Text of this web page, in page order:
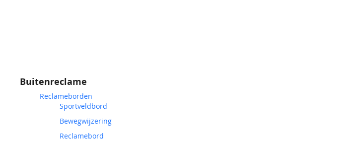
Buitenreclame
Reclameborden
Sportveldbord
Bewegwijzering
Reclamebord